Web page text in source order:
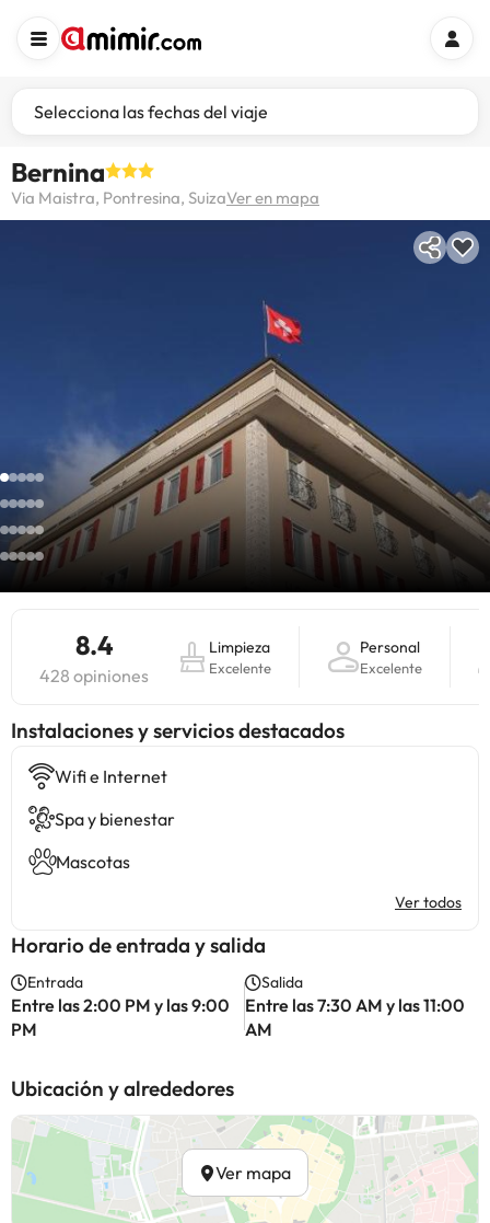
Selecciona las fechas del viaje
Bernina
Via Maistra, Pontresina, SuizaVer en mapa
8.4
428 opiniones
Limpieza
Excelente
Personal
Excelente
Instalaciones y servicios destacados
Wifi e Internet
Spa y bienestar
Mascotas
Ver todos
Horario de entrada y salida
Entrada
Entre las 2:00 PM y las 9:00
PM
Salida
Entre las 7:30 AM y las 11:00
AM
Ubicación y alrededores
Ver mapa